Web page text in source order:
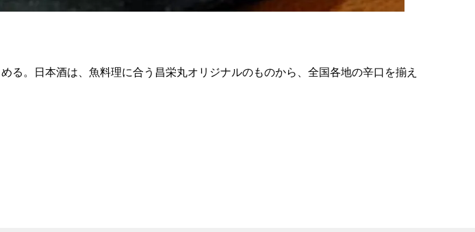
。日本酒は、魚料理に合う昌栄丸オリジナルのものから、全国各地の辛口を揃え